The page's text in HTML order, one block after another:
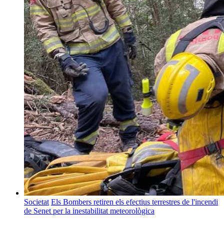
Societat Els Bombers retiren els efectius terrestres de l'incendi
de Senet per la inestabilitat meteorològica